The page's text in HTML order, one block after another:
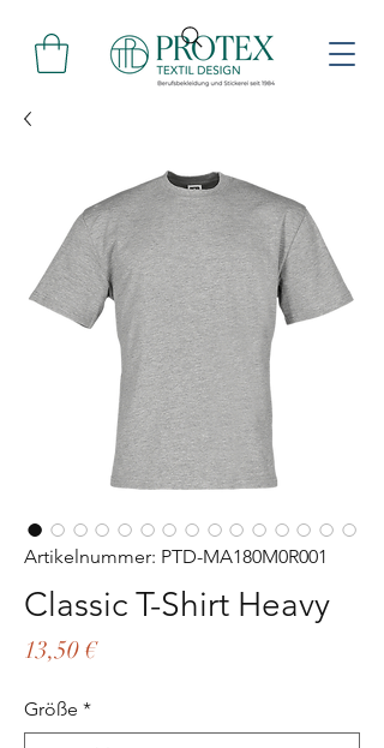
Artikelnummer: PTD-MA180M0R001
Classic T-Shirt Heavy
13,50 €Preis
Größe *